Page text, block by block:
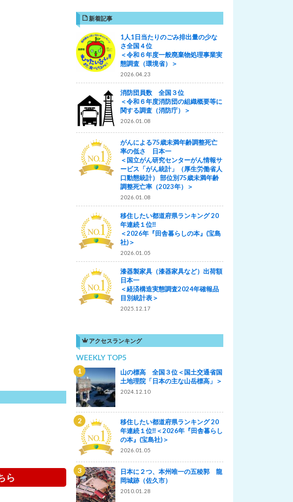
ら
新着記事
1人1日当たりのごみ排出量の少な
さ全国４位
＜令和６年度一般廃棄物処理事業実
態調査（環境省）＞
2026.04.23
消防団員数 全国３位
＜令和６年度消防団の組織概要等に
関する調査（消防庁）＞
2026.01.08
がんによる75歳未満年齢調整死亡
率の低さ 日本一
＜国立がん研究センターがん情報サ
ービス「がん統計」（厚生労働省人
口動態統計） 部位別75歳未満年齢
調整死亡率（2023年）＞
2026.01.08
移住したい都道府県ランキング 20
年連続１位‼
＜2026年『田舎暮らしの本』(宝島
社)＞
2026.01.05
漆器製家具（漆器家具など）出荷額
日本一
＜経済構造実態調査2024年確報品
目別統計表＞
2025.12.17
アクセスランキング
WEEKLY TOP5
山の標高 全国３位＜国土交通省国
土地理院「日本の主な山岳標高」＞
2024.12.10
移住したい都道府県ランキング 20
年連続１位‼＜2026年『田舎暮らし
の本』(宝島社)＞
2026.01.05
日本に２つ、本州唯一の五稜郭 龍
岡城跡（佐久市）
2010.01.28